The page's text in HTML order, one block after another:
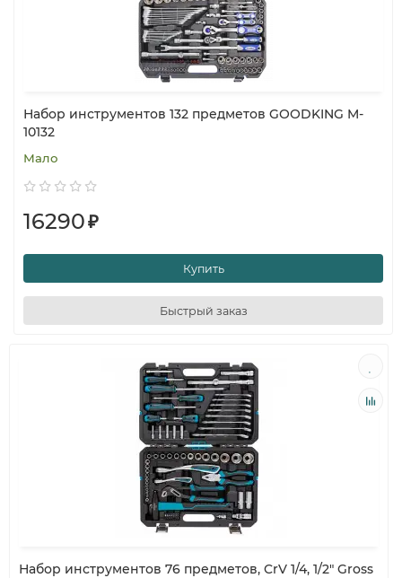
Набор инструментов 132 предметов GOODKING M-
10132
Мало
16290₽
Купить
Быстрый заказ
Набор инструментов 76 предметов, CrV 1/4, 1/2" Gross